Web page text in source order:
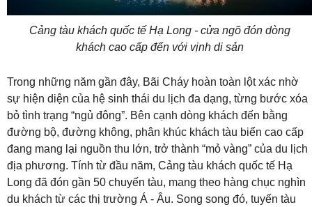
Cảng tàu khách quốc tế Hạ Long - cửa ngõ đón dòng
khách cao cấp đến với vịnh di sản
Trong những năm gần đây, Bãi Cháy hoàn toàn lột xác nhờ
sự hiện diện của hệ sinh thái du lịch đa dạng, từng bước xóa
bỏ tình trạng “ngủ đông”. Bên cạnh dòng khách đến bằng
đường bộ, đường không, phân khúc khách tàu biển cao cấp
đang mang lại nguồn thu lớn, trở thành “mỏ vàng” của du lịch
địa phương. Tính từ đầu năm, Cảng tàu khách quốc tế Hạ
Long đã đón gần 50 chuyến tàu, mang theo hàng chục nghìn
du khách từ các thị trường Á - Âu. Song song đó, tuyến tàu